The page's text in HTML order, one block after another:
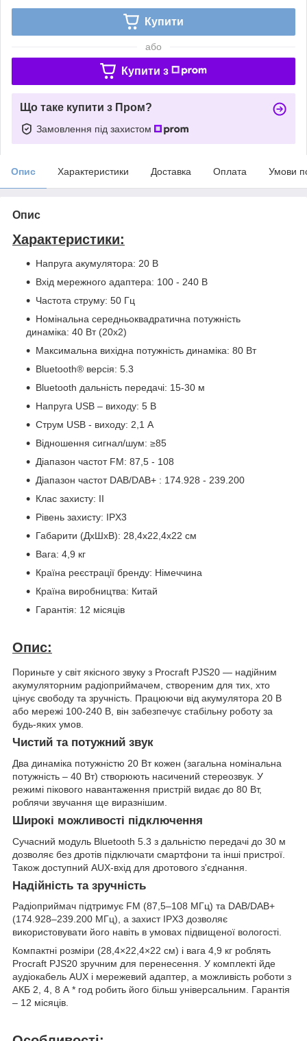
Купити
або
Купити з
Що таке купити з Пром?
Замовлення під захистом
Опис Характеристики Доставка Оплата Умови
Опис
Характеристики:
Напруга акумулятора: 20 В
Вхід мережного адаптера: 100 - 240 В
Частота струму: 50 Гц
Номінальна середньоквадратична потужність
динаміка: 40 Вт (20х2)
Максимальна вихідна потужність динаміка: 80 Вт
Bluetooth® версія: 5.3
Bluetooth дальність передачі: 15-30 м
Напруга USB – виходу: 5 В
Струм USB - виходу: 2,1 А
Відношення сигнал/шум: ≥85
Діапазон частот FM: 87,5 - 108
Діапазон частот DAB/DAB+ : 174.928 - 239.200
Клас захисту: II
Рівень захисту: IPХ3
Габарити (ДхШхВ): 28,4х22,4х22 см
Вага: 4,9 кг
Країна реєстрації бренду: Німеччина
Країна виробництва: Китай
Гарантія: 12 місяців
Опис:
Пориньте у світ якісного звуку з Procraft PJS20 — надійним
акумуляторним радіоприймачем, створеним для тих, хто
цінує свободу та зручність. Працюючи від акумулятора 20 В
або мережі 100-240 В, він забезпечує стабільну роботу за
будь-яких умов.
Чистий та потужний звук
Два динаміка потужністю 20 Вт кожен (загальна номінальна
потужність – 40 Вт) створюють насичений стереозвук. У
режимі пікового навантаження пристрій видає до 80 Вт,
роблячи звучання ще виразнішим.
Широкі можливості підключення
Сучасний модуль Bluetooth 5.3 з дальністю передачі до 30 м
дозволяє без дротів підключати смартфони та інші пристрої.
Також доступний AUX-вхід для дротового з'єднання.
Надійність та зручність
Радіоприймач підтримує FM (87,5–108 МГц) та DAB/DAB+
(174.928–239.200 МГц), а захист IPX3 дозволяє
використовувати його навіть в умовах підвищеної вологості.
Компактні розміри (28,4×22,4×22 см) і вага 4,9 кг роблять
Procraft PJS20 зручним для перенесення. У комплекті йде
аудіокабель AUX і мережевий адаптер, а можливість роботи з
АКБ 2, 4, 8 А * год робить його більш універсальним. Гарантія
– 12 місяців.